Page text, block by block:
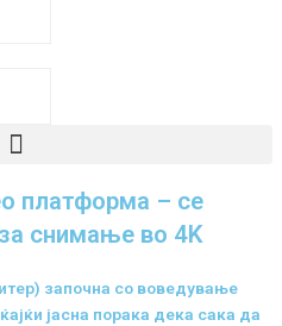
платформа – се
снимање во 4K
започна со воведување
јасна порака дека сака да